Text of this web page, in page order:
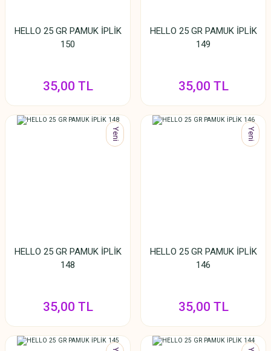
HELLO 25 GR PAMUK İPLİK
150
35,00 TL
HELLO 25 GR PAMUK İPLİK
149
35,00 TL
Yeni
HELLO 25 GR PAMUK İPLİK
148
35,00 TL
Yeni
HELLO 25 GR PAMUK İPLİK
146
35,00 TL